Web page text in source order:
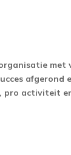
afgerond
activiteit